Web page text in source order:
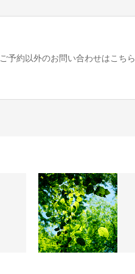
ご予約以外のお問い合わせはこちら